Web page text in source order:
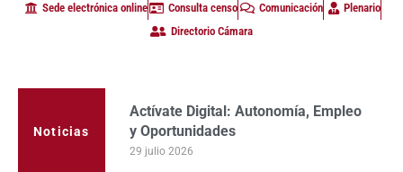
Sede electrónica online Consulta censo Comunicación
Plenario
Directorio Cámara
Noticias
Actívate Digital: Autonomía, Empleo
y Oportunidades
29 julio 2026